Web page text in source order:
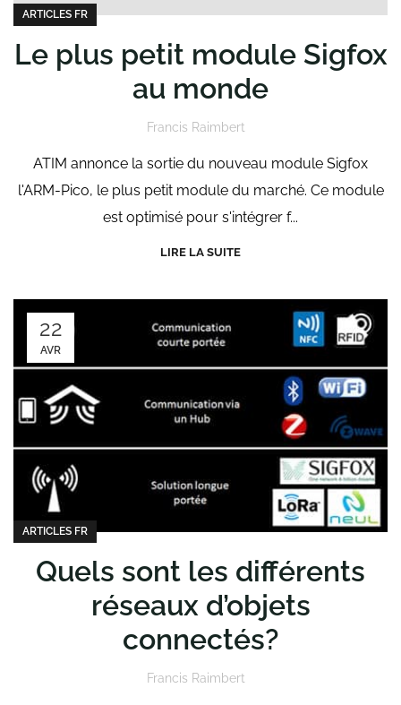
ARTICLES FR
Le plus petit module Sigfox
au monde
Francis Raimbert
ATIM annonce la sortie du nouveau module Sigfox
l'ARM-Pico, le plus petit module du marché. Ce module
est optimisé pour s'intégrer f...
LIRE LA SUITE
22
AVR
ARTICLES FR
Quels sont les différents
réseaux d’objets
connectés?
Francis Raimbert